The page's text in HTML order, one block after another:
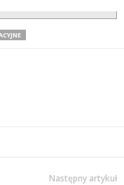
Następny artykuł